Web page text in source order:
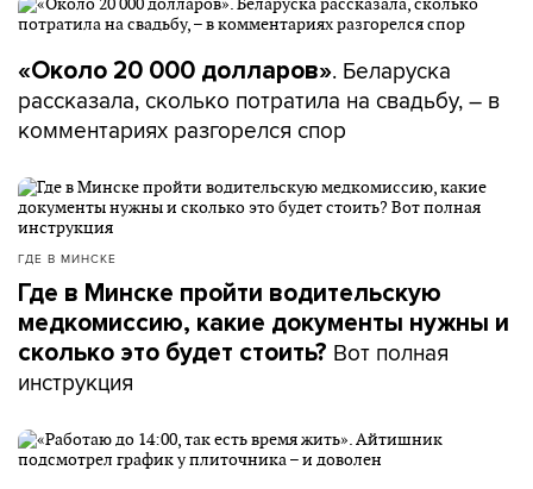
«Около 20 000 долларов». Беларуска
рассказала, сколько потратила на свадьбу, – в
комментариях разгорелся спор
ГДЕ В МИНСКЕ
Где в Минске пройти водительскую
медкомиссию, какие документы нужны и
сколько это будет стоить? Вот полная
инструкция